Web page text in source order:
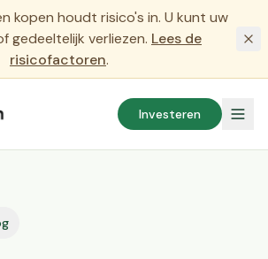
kopen houdt risico's in. U kunt uw
gedeeltelijk verliezen. Lees de
risicofactoren.
Investeren